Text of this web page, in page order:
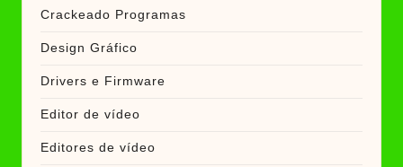
Crackeado Programas
Design Gráfico
Drivers e Firmware
Editor de vídeo
Editores de vídeo